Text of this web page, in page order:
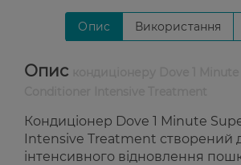
Опис Використання
Опис
Кондиціонер Dove 1 Minute
Intensive Treatment створений
інтенсивного відновлення